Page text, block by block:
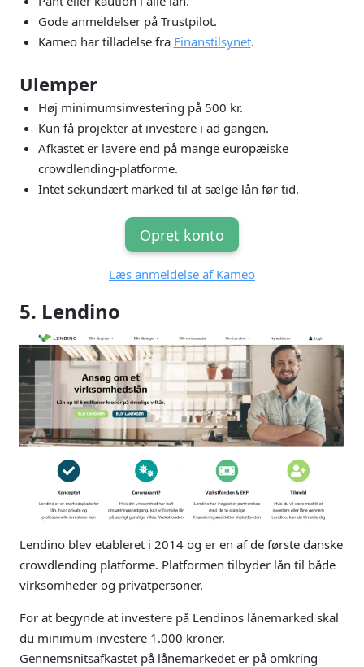
Gode anmeldelser på Trustpilot.
Kameo har tilladelse fra Finanstilsynet.
Ulemper
Høj minimumsinvestering på 500 kr.
Kun få projekter at investere i ad gangen.
Afkastet er lavere end på mange europæiske
crowdlending-platforme.
Intet sekundært marked til at sælge lån før tid.
Opret konto
Læs anmeldelse af Kameo
5. Lendino
Lendino blev etableret i 2014 og er en af de første danske
crowdlending platforme. Platformen tilbyder lån til både
virksomheder og privatpersoner.
For at begynde at investere på Lendinos lånemarked skal
du minimum investere 1.000 kroner.
Gennemsnitsafkastet på lånemarkedet er på omkring